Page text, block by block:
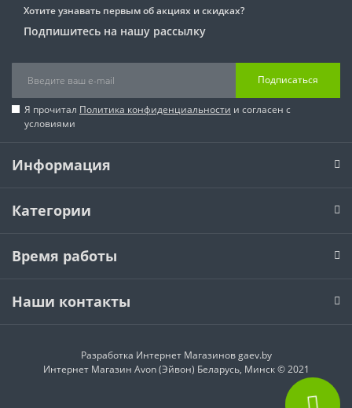
Хотите узнавать первым об акциях и скидках?
Подпишитесь на нашу рассылку
Подписаться
Я прочитал Политика конфиденциальности и согласен с
условиями
Информация
Категории
Время работы
Наши контакты
Разработка Интернет Магазиновgaev.by
Интернет Магазин Avon (Эйвон) Беларусь, Минск © 2021